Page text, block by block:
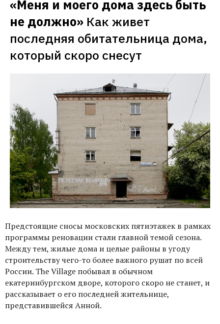
«Меня и моего дома здесь быть
не должно» Как живет
последняя обитательница дома,
который скоро снесут
Предстоящие сносы московских пятиэтажек в рамках
программы реновации стали главной темой сезона.
Между тем, жилые дома и целые районы в угоду
строительству чего-то более важного рушат по всей
России. The Village побывал в обычном
екатеринбургском дворе, которого скоро не станет, и
рассказывает о его последней жительнице,
представившейся Анной.